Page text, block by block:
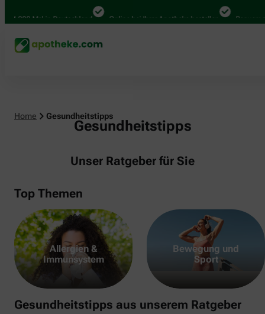
Mal in Deutschland Online bei Ihrer Apotheke bestellen Bequem
Home Gesundheitstipps
Gesundheitstipps
Unser Ratgeber für Sie
Top Themen
Allergien &
Immunsystem
Bewegung und
Sport
Gesundheitstipps aus unserem Ratgeber